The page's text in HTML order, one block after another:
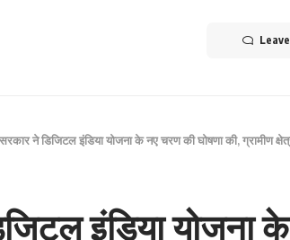
सरकार ने डिजिटल इंडिया योजना के नए चरण की घोषणा की, ग्रामीण
इंडिया योजना